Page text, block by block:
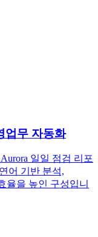
업무 자동화
일일 점검 리포
어 기반 분석,
율을 높인 구성입니